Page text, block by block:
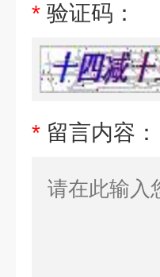
* 验证码：
* 留言内容：